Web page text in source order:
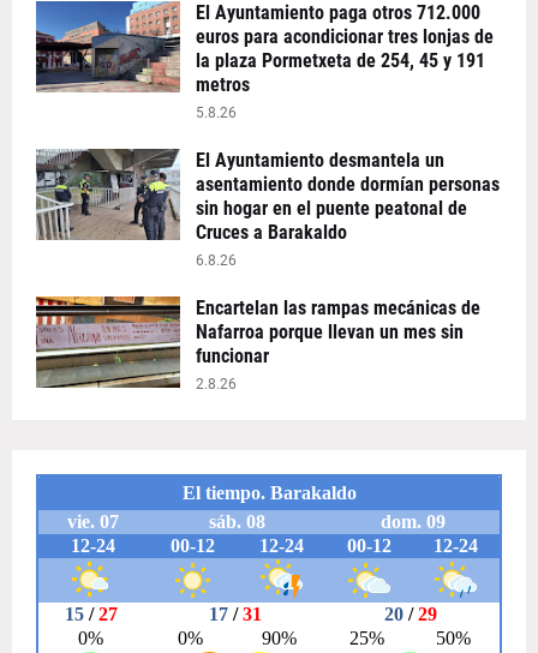
El Ayuntamiento paga otros 712.000
euros para acondicionar tres lonjas de
la plaza Pormetxeta de 254, 45 y 191
metros
5.8.26
El Ayuntamiento desmantela un
asentamiento donde dormían personas
sin hogar en el puente peatonal de
Cruces a Barakaldo
6.8.26
Encartelan las rampas mecánicas de
Nafarroa porque llevan un mes sin
funcionar
2.8.26